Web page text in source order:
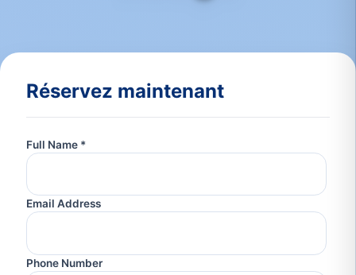
Réservez maintenant
Full Name *
Email Address
Phone Number